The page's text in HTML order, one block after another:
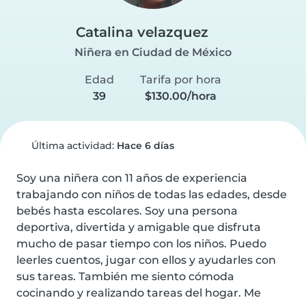
Catalina velazquez
Niñera en Ciudad de México
Edad
39
Tarifa por hora
$130.00/hora
Última actividad: Hace 6 días
Soy una niñera con 11 años de experiencia
trabajando con niños de todas las edades, desde
bebés hasta escolares. Soy una persona
deportiva, divertida y amigable que disfruta
mucho de pasar tiempo con los niños. Puedo
leerles cuentos, jugar con ellos y ayudarles con
sus tareas. También me siento cómoda
cocinando y realizando tareas del hogar. Me